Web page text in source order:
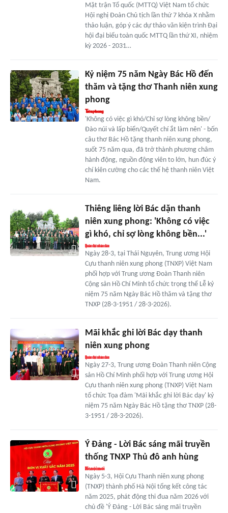
Mặt trận Tổ quốc (MTTQ) Việt Nam tổ chức
Hội nghị Đoàn Chủ tịch lần thứ 7 khóa X nhằm
thảo luận, góp ý các dự thảo văn kiện trình Đại
hội đại biểu toàn quốc MTTQ lần thứ XI, nhiệm
kỳ 2026 - 2031…
Kỷ niệm 75 năm Ngày Bác Hồ đến
thăm và tặng thơ Thanh niên xung
phong
'Không có việc gì khó/Chỉ sợ lòng không bền/
Đào núi và lấp biển/Quyết chí ắt làm nên' - bốn
câu thơ Bác Hồ tặng thanh niên xung phong,
suốt 75 năm qua, đã trở thành phương châm
hành động, nguồn động viên to lớn, hun đúc ý
chí kiên cường cho các thế hệ thanh niên Việt
Nam.
Thiêng liêng lời Bác dặn thanh
niên xung phong: 'Không có việc
gì khó, chỉ sợ lòng không bền...'
Ngày 28-3, tại Thái Nguyên, Trung ương Hội
Cựu thanh niên xung phong (TNXP) Việt Nam
phối hợp với Trung ương Đoàn Thanh niên
Cộng sản Hồ Chí Minh tổ chức trọng thể Lễ kỷ
niệm 75 năm Ngày Bác Hồ thăm và tặng thơ
TNXP (28-3-1951 / 28-3-2026).
Mãi khắc ghi lời Bác dạy thanh
niên xung phong
Ngày 27-3, Trung ương Đoàn Thanh niên Cộng
sản Hồ Chí Minh phối hợp với Trung ương Hội
Cựu thanh niên xung phong (TNXP) Việt Nam
tổ chức Tọa đàm 'Mãi khắc ghi lời Bác dạy' kỷ
niệm 75 năm Ngày Bác Hồ tặng thơ TNXP (28-
3-1951 / 28-3-2026).
Ý Đảng - Lời Bác sáng mãi truyền
thống TNXP Thủ đô anh hùng
Ngày 5-3, Hội Cựu Thanh niên xung phong
(TNXP) thành phố Hà Nội tổng kết công tác
năm 2025, phát động thi đua năm 2026 với
chủ đề 'Ý Đảng - Lời Bác sáng mãi truyền